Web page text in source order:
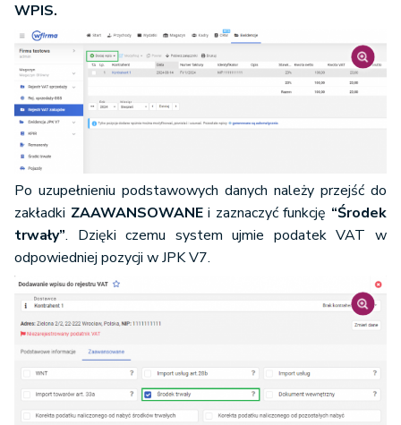
WPIS.
Po uzupełnieniu podstawowych danych należy przejść do
zakładki ZAAWANSOWANEi zaznaczyć funkcję “Środek
trwały”. Dzięki czemu system ujmie podatek VAT w
odpowiedniej pozycji w JPK V7.